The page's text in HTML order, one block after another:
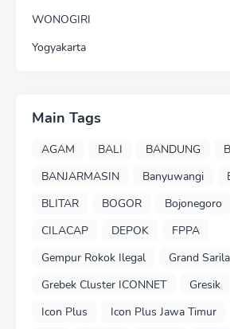
WONOGIRI
Yogyakarta
Main Tags
AGAM BALI BANDUNG
BANJARMASIN
Banyuwangi
BLITAR
BOGOR Bojonegoro
CILACAP
DEPOK
FPPA
Gempur Rokok Ilegal
Grand Sarila
Grebek Cluster ICONNET
Gresik
Icon Plus
Icon Plus Jawa Timur